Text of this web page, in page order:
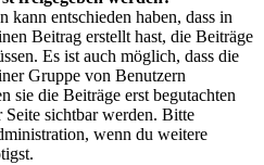
entschieden haben, dass in
Beitrag erstellt hast, die Beiträge
Es ist auch möglich, dass die
Gruppe von Benutzern
sie die Beiträge erst begutachten
Seite sichtbar werden. Bitte
wenn du weitere